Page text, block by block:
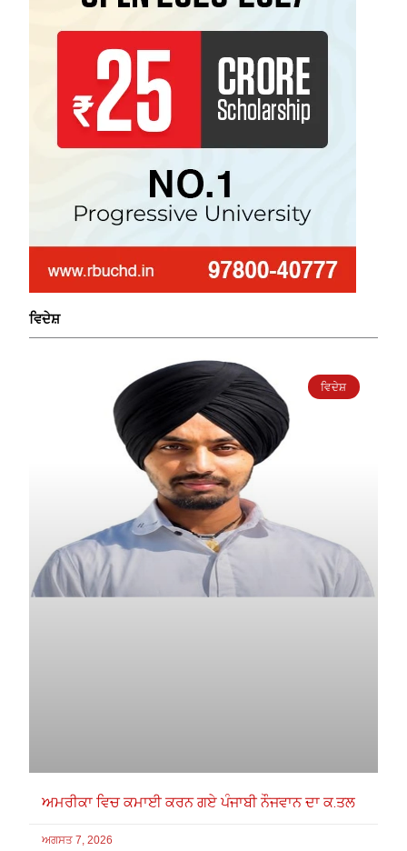
ਵਿਦੇਸ਼
ਵਿਦੇਸ਼
ਅਮਰੀਕਾ ਵਿਚ ਕਮਾਈ ਕਰਨ ਗਏ ਪੰਜਾਬੀ ਨੌਜਵਾਨ ਦਾ ਕ.ਤਲ
ਅਗਸਤ 7, 2026